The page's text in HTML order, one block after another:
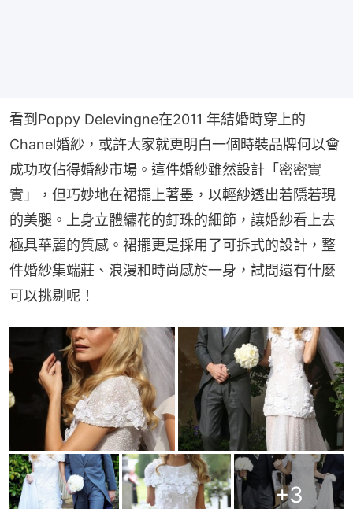
看到Poppy Delevingne在2011 年結婚時穿上的
Chanel婚紗，或許大家就更明白一個時裝品牌何以會
成功攻佔得婚紗市場。這件婚紗雖然設計「密密實
實」，但巧妙地在裙擺上著墨，以輕紗透出若隱若現
的美腿。上身立體繡花的釘珠的細節，讓婚紗看上去
極具華麗的質感。裙擺更是採用了可拆式的設計，整
件婚紗集端莊、浪漫和時尚感於一身，試問還有什麼
可以挑剔呢！
+3